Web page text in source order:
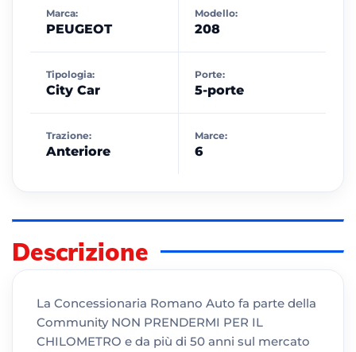
Marca:
PEUGEOT
Modello:
208
Tipologia:
City Car
Porte:
5-porte
Trazione:
Anteriore
Marce:
6
Descrizione
La Concessionaria Romano Auto fa parte della
Community NON PRENDERMI PER IL
CHILOMETRO e da più di 50 anni sul mercato